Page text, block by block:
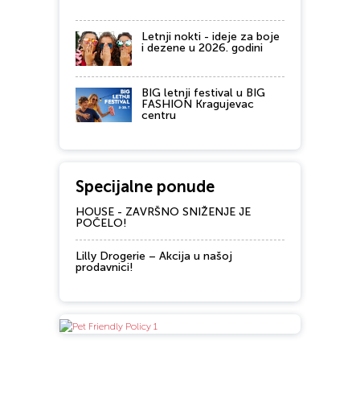
Letnji nokti - ideje za boje
i dezene u 2026. godini
BIG letnji festival u BIG
FASHION Kragujevac
centru
Specijalne ponude
HOUSE - ZAVRŠNO SNIŽENJE JE
POČELO!
Lilly Drogerie – Akcija u našoj
prodavnici!